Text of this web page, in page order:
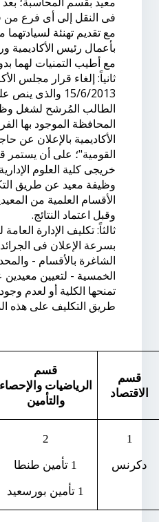
فى النقل إلى أى فرع من
مع تقديم تهنئة لسيادتهما
بأعمال رئيس الأكاديمية
مع أطيب التمنيات لهما
15/6/2013
الطالب المُرشح لشغل
المحافظة الموجود بها
الأكاديمية بالإعلان عن
القومية"؛ على أن يستمر
خريجى كلية العلوم
وظيفة معيد عن طريق
الأقسام العلمية من
وقبل اعتماد النتائج.
ثالثاً: تكليف الإدارة
بسرعة الإعلان فى
الشاغرة بالأقسام -
الخمسية - لتعيين
تمنحها الكلية أو لعدم
طريق التكليف على هذه
قسم
الاقتصاد
قسم
الرياضيات والإحصاء
والتأمين
1
دكرنس
2
1 تأمين طنطا
1 تأمين بورسعيد